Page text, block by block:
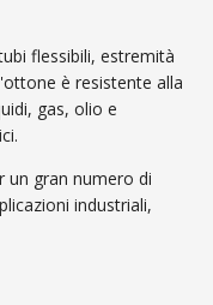
flessibili, estremità
è resistente alla
gas, olio e
un gran numero di
industriali,